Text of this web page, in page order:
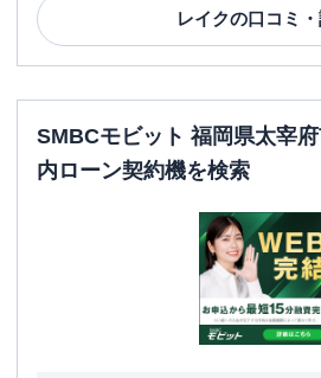
レイクの口コミ・
SMBCモビット 福岡県太宰
内ローン契約機を検索